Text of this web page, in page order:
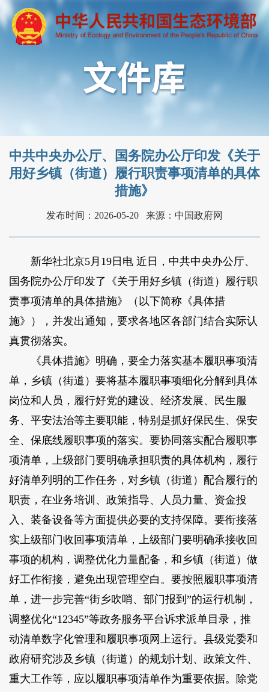
中共中央办公厅、国务院办公厅印发《关于
用好乡镇（街道）履行职责事项清单的具体
措施》
发布时间：2026-05-20 来源：中国政府网
新华社北京5月19日电 近日，中共中央办公厅、
国务院办公厅印发了《关于用好乡镇（街道）履行职
责事项清单的具体措施》（以下简称《具体措
施》），并发出通知，要求各地区各部门结合实际认
真贯彻落实。
《具体措施》明确，要全力落实基本履职事项清
单，乡镇（街道）要将基本履职事项细化分解到具体
岗位和人员，履行好党的建设、经济发展、民生服
务、平安法治等主要职能，特别是抓好保民生、保安
全、保底线履职事项的落实。要协同落实配合履职事
项清单，上级部门要明确承担职责的具体机构，履行
好清单列明的工作任务，对乡镇（街道）配合履行的
职责，在业务培训、政策指导、人员力量、资金投
入、装备设备等方面提供必要的支持保障。要衔接落
实上级部门收回事项清单，上级部门要明确承接收回
事项的机构，调整优化力量配备，和乡镇（街道）做
好工作衔接，避免出现管理空白。要按照履职事项清
单，进一步完善“街乡吹哨、部门报到”的运行机制，
调整优化“12345”等政务服务平台诉求派单目录，推
动清单数字化管理和履职事项网上运行。县级党委和
政府研究涉及乡镇（街道）的规划计划、政策文件、
重大工作等，应以履职事项清单作为重要依据。除党